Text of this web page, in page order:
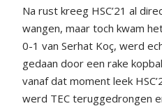
Na rust kreeg HSC’21 al
wangen, maar toch kwam
0-1 van Serhat Koç, werd
gedaan door een rake
vanaf dat moment leek
werd TEC teruggedrongen